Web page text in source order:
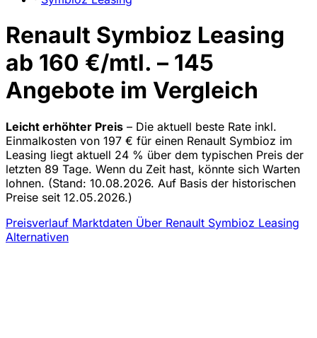
Renault Symbioz Leasing
ab 160 €/mtl. – 145
Angebote im Vergleich
Leicht erhöhter Preis – Die aktuell beste Rate inkl.
Einmalkosten von 197 € für einen Renault Symbioz im
Leasing liegt aktuell 24 % über dem typischen Preis der
letzten 89 Tage. Wenn du Zeit hast, könnte sich Warten
lohnen. (Stand: 10.08.2026. Auf Basis der historischen
Preise seit 12.05.2026.)
Preisverlauf Marktdaten Über Renault Symbioz Leasing
Alternativen